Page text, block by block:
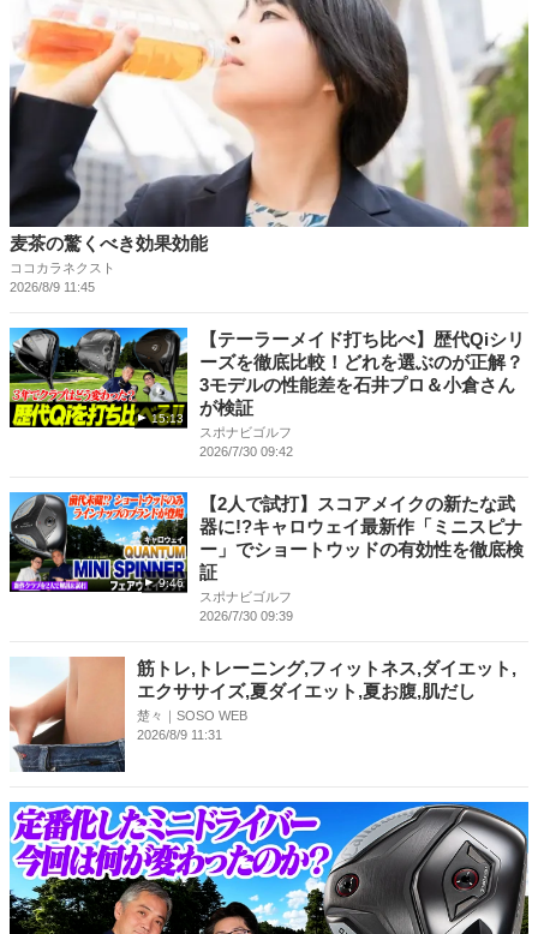
麦茶の驚くべき効果効能
ココカラネクスト
2026/8/9 11:45
15:13
【テーラーメイド打ち比べ】歴代Qiシリ
ーズを徹底比較！どれを選ぶのが正解？
3モデルの性能差を石井プロ＆小倉さん
が検証
スポナビゴルフ
2026/7/30 09:42
9:46
【2人で試打】スコアメイクの新たな武
器に!?キャロウェイ最新作「ミニスピナ
ー」でショートウッドの有効性を徹底検
証
スポナビゴルフ
2026/7/30 09:39
筋トレ,トレーニング,フィットネス,ダイエット,
エクササイズ,夏ダイエット,夏お腹,肌だし
楚々｜SOSO WEB
2026/8/9 11:31